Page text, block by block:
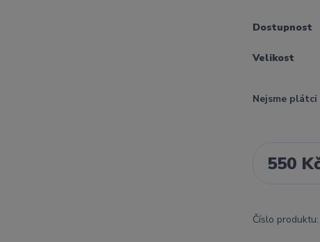
Dostupnost
Velikost
Nejsme plátci
550
Číslo produktu: